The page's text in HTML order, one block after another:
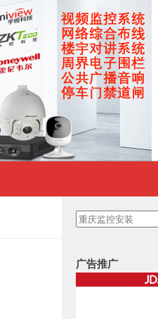
搜
广告推广